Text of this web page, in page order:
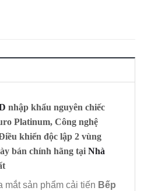
nhập khẩu nguyên chiếc
Platinum, Công nghệ
khiển độc lập 2 vùng
bán chính hãng tại Nhà
mắt sản phẩm cải tiến Bếp